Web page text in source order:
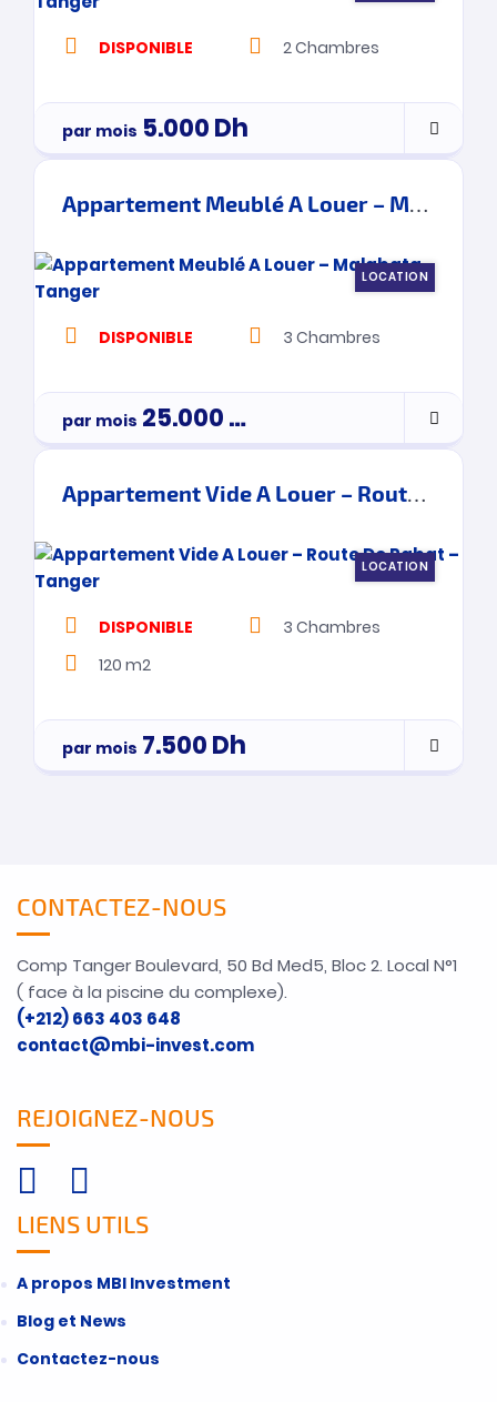
DISPONIBLE 2Chambres
par mois 5.000Dh
Appartement Meublé A Louer – Malabata – Tanger
LOCATION
DISPONIBLE 3 Chambres
par mois 25.000Dh
Appartement Vide A Louer – Route De Rabat – Tanger
LOCATION
DISPONIBLE 3 Chambres
120 m2
par mois 7.500Dh
CONTACTEZ-NOUS
Comp Tanger Boulevard, 50 Bd Med5, Bloc 2. Local N°1
( face à la piscine du complexe).
(+212) 663 403 648
contact@mbi-invest.com
REJOIGNEZ-NOUS
LIENS UTILS
A propos MBI Investment
Blog et News
Contactez-nous